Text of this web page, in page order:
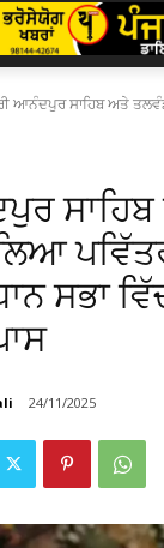
ਆਨੰਦਪੁਰ ਸਾਹਿਬ ਅਤੇ
ਸਭਾ
24/11/2025